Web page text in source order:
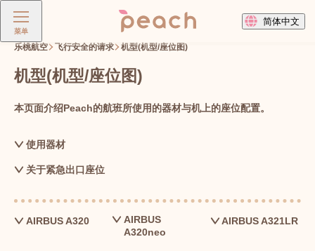
菜单
简体中文
乐桃航空 飞行安全的请求 机型(机型/座位图)
机型(机型/座位图)
本页面介绍Peach的航班所使用的器材与机上的座位配置。
使用器材
关于紧急出口座位
AIRBUS A320
AIRBUS
A320neo
AIRBUS A321LR